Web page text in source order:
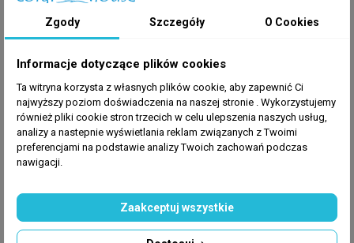
wymaganiach pokarmowych.
Wysoki poziom naturalnych karotenoidów, w tym
astaksantyny, korzystnie wpływa na kondycję ryb oraz
wzmacnia ich wybarwienie. Bogate w aminokwasy
egzogenne białko zaspokaja potrzeby pokarmowe ryb
mięsożernych. Granulki Cichlid Carnivore Small Pellet
zapobiega wymywaniu cennych składników
pokarmowych. Nowoczesny proces produkcyjny
zwiększa przyswajalność składników pokarmowych.
Zgody Szczegóły O Cookies
Informacje dotyczące plików cookies
Ta witryna korzysta z własnych plików cookie, aby zapewnić Ci
najwyższy poziom doświadczenia na naszej stronie . Wykorzystujemy
również pliki cookie stron trzecich w celu ulepszenia naszych usług,
analizy a nastepnie wyświetlania reklam związanych z Twoimi
preferencjami na podstawie analizy Twoich zachowań podczas
nawigacji.
Zaakceptuj wszystkie